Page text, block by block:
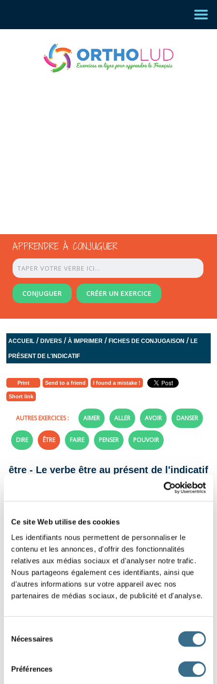
Ce site Web utilise des cookies
Les identifiants nous permettent de personnaliser le
contenu et les annonces, d'offrir des fonctionnalités
relatives aux médias sociaux et d'analyser notre trafic.
Nous partageons également ces identifiants, ainsi que
d'autres informations sur votre appareil avec nos
partenaires de médias sociaux, de publicité et d'analyse.
Nécessaires
Préférences
APPRENDRE À CONJUGUER
CONJUGUER CRÉER UN EXERCICE
ACCUEIL /DIVERS /À IMPRIMER /FICHES DE CONJUGAISON /LE
PRÉSENT DE L'INDICATIF
Print Send to a friend I found a mistake !
Short link
AUTRES EXERCICES : AIMER ALLER AVOIR DANSER
DIRE ÊTRE FAIRE PENSER POUVOIR
être - Le verbe être au présent de l'indicatif
Fiche de conjugaison à imprimer et à connaître